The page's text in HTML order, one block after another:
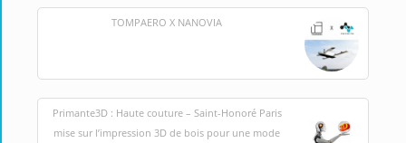
TOMPAERO X NANOVIA
Primante3D : Haute couture – Saint-Honoré Paris
mise sur l’impression 3D de bois pour une mode